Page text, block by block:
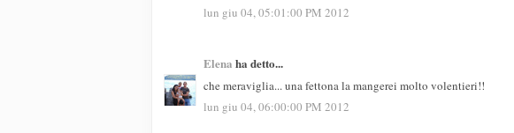
lun giu 04, 05:01:00 PM 2012
Elena ha detto...
che meraviglia... una fettona la mangerei molto volentieri!!
lun giu 04, 06:00:00 PM 2012